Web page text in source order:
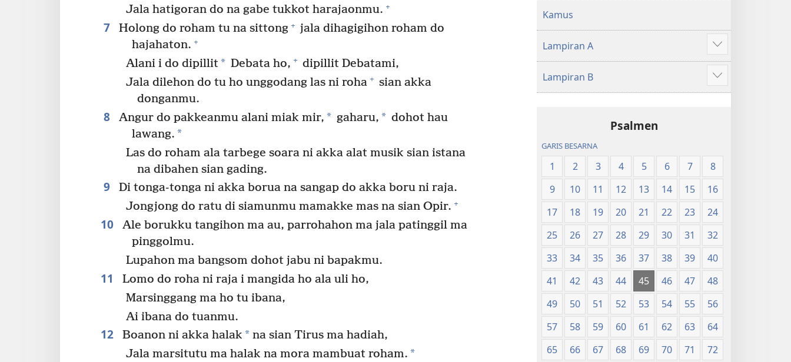
Jala hatigoran do na gabe tukkot harajaonmu. +
7 Holong do roham tu na sittong + jala dihagigihon roham do
hajahaton. +
Alani i do dipillit* Debata ho, + dipillit Debatami,
Jala dilehon do tu ho unggodang las ni roha + sian akka
donganmu.
8 Angur do pakkeanmu alani miak mir, * gaharu, * dohot hau
lawang. *
Las do roham ala tarbege soara ni akka alat musik sian istana
na dibahen sian gading.
9
Di tonga-tonga ni akka borua na sangap do akka boru ni raja.
Jongjong do ratu di siamunmu mamakke mas na sian Opir. +
10
Ale borukku tangihon ma au, parrohahon ma jala patinggil ma
pinggolmu.
Lupahon ma bangsom dohot jabu ni bapakmu.
11
Lomo do roha ni raja i mangida ho ala uli ho,
Marsinggang ma ho tu ibana,
Ai ibana do tuanmu.
12 Boanon ni akka halak *na sian Tirus ma hadiah,
Jala marsitutu ma halak na mora mambuat roham. *
Kamus
Lampiran A
Patudu
na
umgodang
Lampiran B
Patudu
na
Psalmen
GARIS BESARNA
1 2 3 4 5 6 7
8
9
10 11 12 13 14 15
16
17
18 19 20 21 22 23
24
25
26 27 28 29 30 31
32
33
34 35 36 37 38 39
40
41
42 43 44 45 46 47
48
49
50 51 52 53 54 55
56
57
58 59 60 61 62 63
64
65
66 67 68 69 70 71
72